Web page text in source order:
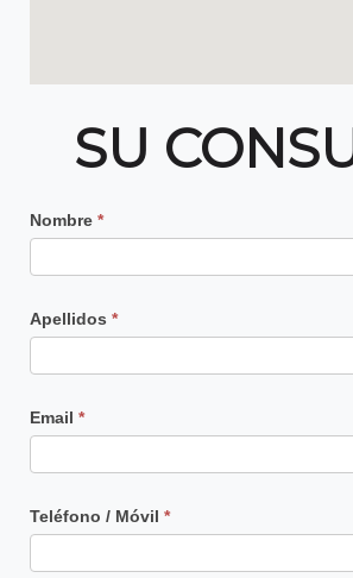
SU
Contacto
Principal
Nombre *
Apellidos *
Email *
Teléfono / Móvil *